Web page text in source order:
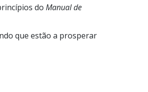
do Manual de
que estão a prosperar